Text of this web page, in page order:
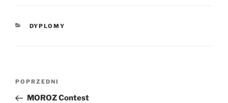
KATEGORIE
DYPLOMY
Nawigacja
Poprzedni
wpis
POPRZEDNI
MOROZ Contest